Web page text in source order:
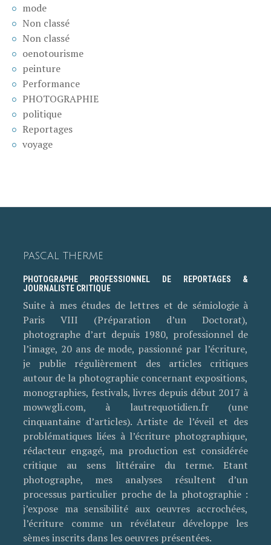
mode
Non classé
Non classé
oenotourisme
peinture
Performance
PHOTOGRAPHIE
politique
Reportages
voyage
PASCAL THERME
PHOTOGRAPHE PROFESSIONNEL DE REPORTAGES &
JOURNALISTE CRITIQUE
Suite à mes études de lettres et de sémiologie à
Paris VIII (Préparation d’un Doctorat),
photographe d’art depuis 1980, professionnel de
l’image, 20 ans de mode, passionné par l’écriture,
je publie régulièrement des articles critiques
autour de la photographie concernant expositions,
monographies, festivals, livres depuis début 2017 à
mowwgli.com, à lautrequotidien.fr (une
cinquantaine d’articles). Artiste de l’éveil et des
problématiques liées à l’écriture photographique,
rédacteur engagé, ma production est considérée
critique au sens littéraire du terme. Etant
photographe, mes analyses résultent d’un
processus particulier proche de la photographie :
j’expose ma sensibilité aux oeuvres accrochées,
l’écriture comme un révélateur développe les
sèmes inscrits dans les oeuvres présentées.